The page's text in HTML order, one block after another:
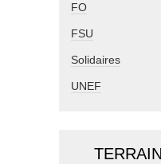
FO
FSU
Solidaires
UNEF